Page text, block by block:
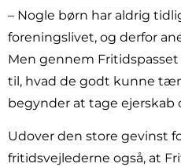
– Nogle børn har aldrig
foreningslivet, og derfor
Men gennem
til, hvad de godt kunne
begynder at tage ejerskab
Udover den store gevinst
fritidsvejlederne også, at